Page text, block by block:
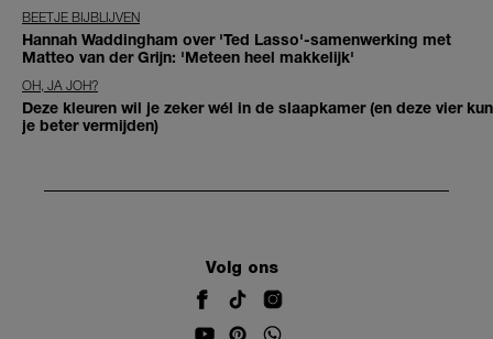
BEETJE BIJBLIJVEN
Hannah Waddingham over 'Ted Lasso'-samenwerking met
Matteo van der Grijn: 'Meteen heel makkelijk'
OH, JA JOH?
Deze kleuren wil je zeker wél in de slaapkamer (en deze vier kun
je beter vermijden)
Volg ons